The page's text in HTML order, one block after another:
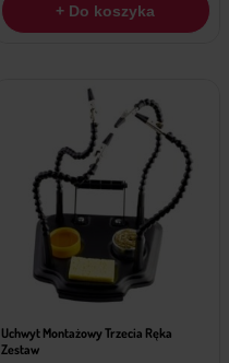
+ Do koszyka
Uchwyt Montażowy Trzecia Ręka
Zestaw